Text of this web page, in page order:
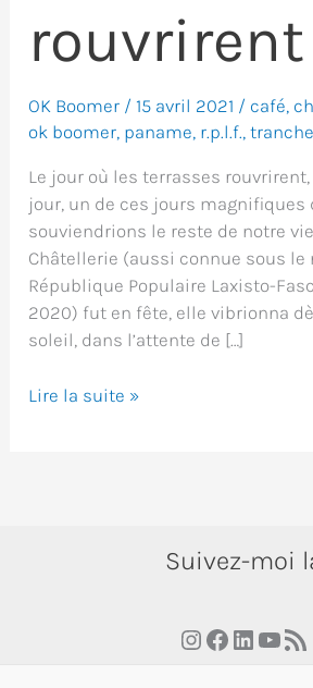
rouvrirent
OK Boomer /15 avril 2021 / café,
ok boomer, paname, r.p.l.f.,
Le jour où les terrasses
jour, un de ces jours magnifiques
souviendrions le reste de notre
Châtellerie (aussi connue sous le
République Populaire Laxisto-
2020) fut en fête, elle vibrionna
soleil, dans l’attente de […]
Le
Lire la suite »
Suivez-moi
Instagram
Facebook
LinkedIn
RSS